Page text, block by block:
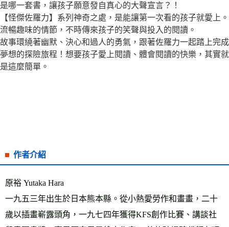
是哪一套書，讓孩子願意發自真心的大聲宣言？！
【怪傑佐羅力】系列神奇之處，是能讓第一次看的孩子就愛上。
流暢趣味的情節，不時傳來孩子的笑聲與投入的閱讀。
故事環繞著幽默、決心和過人的勇氣，跟著佐羅力一起踏上完成
夢想的探險旅程！想要孩子愛上閱讀、體會閱讀的快樂，其實就
是這麼簡單。
作者介紹
原裕 Yutaka Hara
一九五三年出生於日本熊本縣。從小熱愛勞作和畫畫，二十
歲以插畫嶄露頭角，一九七四年獲得KFS創作比賽、講談社